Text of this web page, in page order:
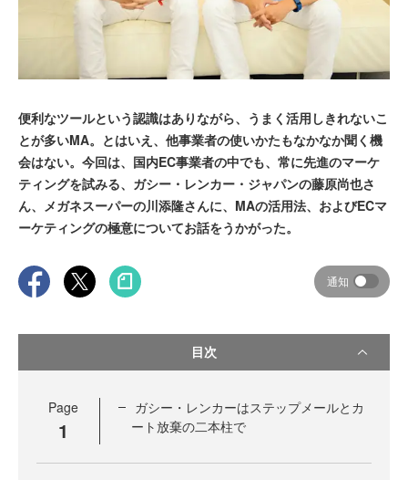
便利なツールという認識はありながら、うまく活用しきれないこ
とが多いMA。とはいえ、他事業者の使いかたもなかなか聞く機
会はない。今回は、国内EC事業者の中でも、常に先進のマーケ
ティングを試みる、ガシー・レンカー・ジャパンの藤原尚也さ
ん、メガネスーパーの川添隆さんに、MAの活用法、およびECマ
ーケティングの極意についてお話をうかがった。
通知
目次
Page
1
ガシー・レンカーはステップメールとカ
ート放棄の二本柱で